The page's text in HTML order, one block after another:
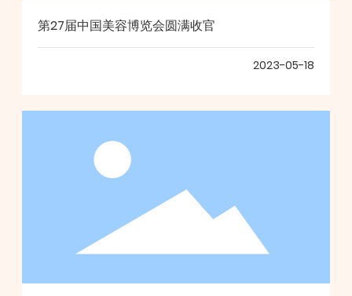
第27届中国美容博览会圆满收官
2023-05-18